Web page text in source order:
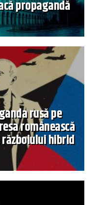
propagandă
rusă pe
românească
hibrid